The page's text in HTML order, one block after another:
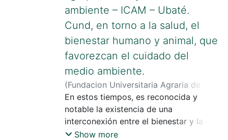
lo que se realizan 1181 encuestas (716
caninos y 465 felinos) de
caracterización general y problemas
comportamentales a propietarios de
animales de compañía que asistieron a
jornadas de esterilización y de
bienestar animal en el municipio de
Itagüí en el año 2022, y se realizó un
análisis estadístico de las variables a
través de tablas de contingencia del
software Jamovi®.
ambiente – ICAM – Ubaté.
Cund, en torno a la salud, el
bienestar humano y animal, que
favorezcan el cuidado del
medio ambiente.
(Fundacion Universitaria Agraria de
Colombia,2024)Niño Alarcón, María
Elvira
En estos tiempos, es reconocida y
notable la existencia de una
interconexión entre el bienestar y la
salud humana, el bienestar y la salud
Show more